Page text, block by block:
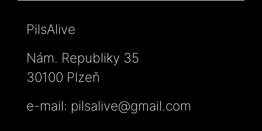
PilsAlive
Nám. Republiky 35
30100 Plzeň
e-mail: pilsalive@gmail.com